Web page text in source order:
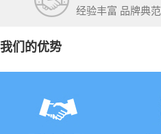
经验丰富 品牌典范
我们的优势